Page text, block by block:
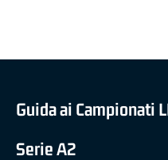
Guida ai Campionati
Serie A2